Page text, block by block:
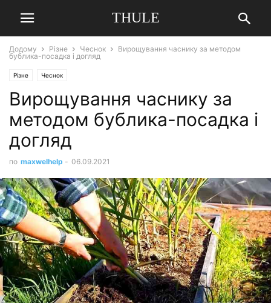
THULE
Додому Різне Чеснок
Вирощування часнику за методом
бублика-посадка і догляд
Різне Чеснок
Вирощування часнику за
методом бублика-посадка і
догляд
по maxwelhelp - 06.09.2021